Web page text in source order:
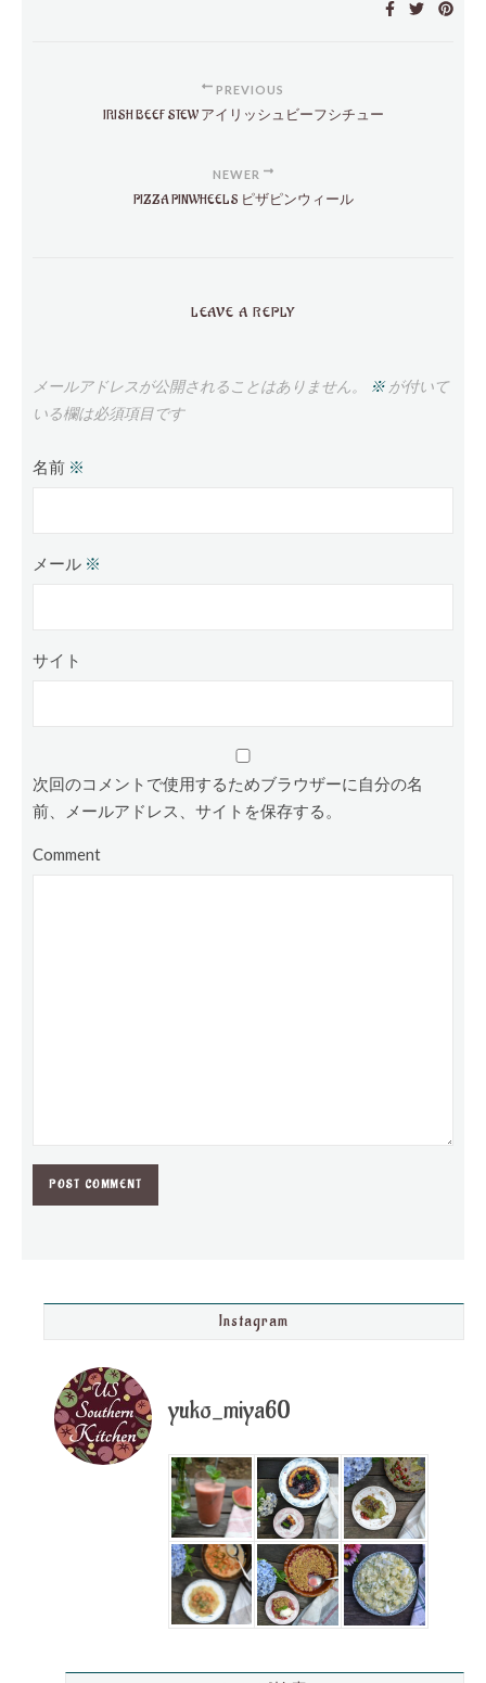
PREVIOUS
IRISH BEEF STEW アイリッシュビーフシチュー
NEWER
PIZZA PINWHEELS ピザピンウィール
LEAVE A REPLY
メールアドレスが公開されることはありません。 ※が付いて
いる欄は必須項目です
名前 ※
メール ※
サイト
次回のコメントで使用するためブラウザーに自分の名
前、メールアドレス、サイトを保存する。
Comment
Instagram
yuko_miya60